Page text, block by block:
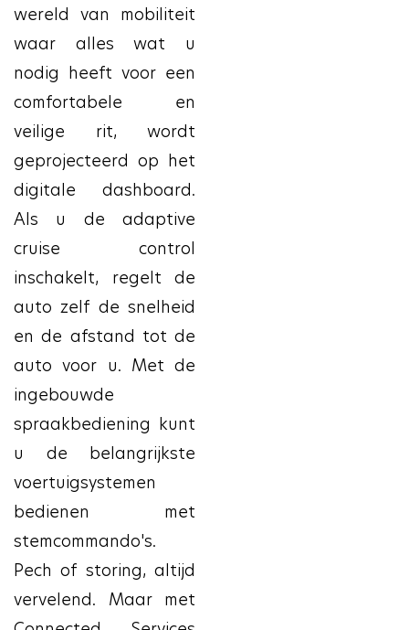
wereld van mobiliteit
waar alles wat u
nodig heeft voor een
comfortabele en
veilige rit, wordt
geprojecteerd op het
digitale dashboard.
Als u de adaptive
cruise control
inschakelt, regelt de
auto zelf de snelheid
en de afstand tot de
auto voor u. Met de
ingebouwde
spraakbediening kunt
u de belangrijkste
voertuigsystemen
bedienen met
stemcommando's.
Pech of storing, altijd
vervelend. Maar met